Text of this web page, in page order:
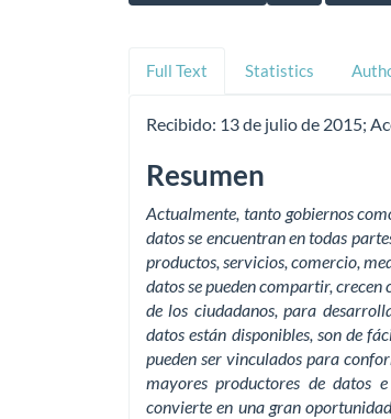
Full Text Statistics
Recibido: 13 de julio de 2015;
Resumen
Actualmente, tanto gobiernos
datos se encuentran en todas
productos, servicios, comercio,
datos se pueden compartir,
de los ciudadanos, para
datos están disponibles, son de
pueden ser vinculados para
mayores productores de datos
convierte en una gran